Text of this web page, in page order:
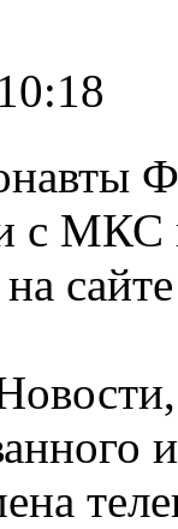
с МКС